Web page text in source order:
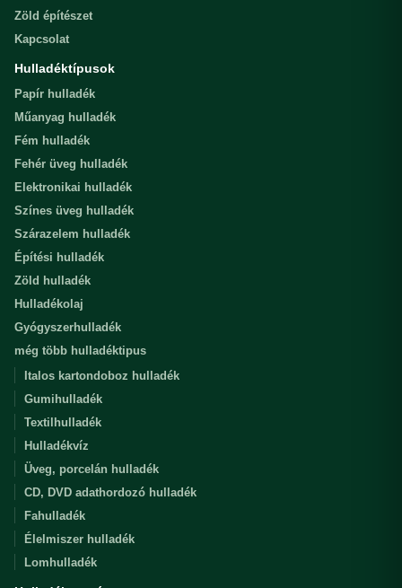
Zöld építészet
Kapcsolat
Hulladéktípusok
Papír hulladék
Műanyag hulladék
Fém hulladék
Fehér üveg hulladék
Elektronikai hulladék
Színes üveg hulladék
Szárazelem hulladék
Építési hulladék
Zöld hulladék
Hulladékolaj
Gyógyszerhulladék
még több hulladéktipus
Italos kartondoboz hulladék
Gumihulladék
Textilhulladék
Hulladékvíz
Üveg, porcelán hulladék
CD, DVD adathordozó hulladék
Fahulladék
Élelmiszer hulladék
Lomhulladék